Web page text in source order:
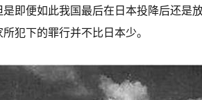
即便如此我国最后在日本投降后还是
犯下的罪行并不比日本少。